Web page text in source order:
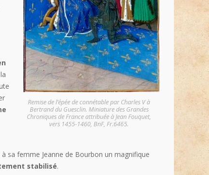
Remise de l’épée de connétable par Charles V à
Bertrand du Guesclin. Miniature des Grandes
Chroniques de France attribuée à Jean Fouquet,
vers 1455-1460, BnF, Fr.6465.
sa femme Jeanne de Bourbon un magnifique
stabilisé.